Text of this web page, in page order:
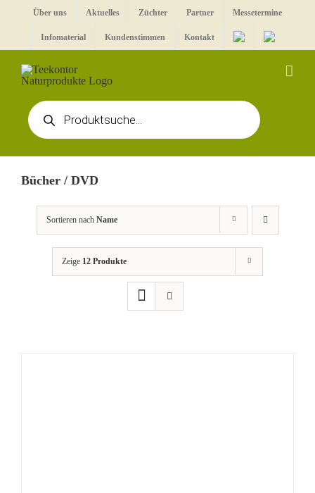
Über uns Aktuelles Züchter Partner Messetermine
Infomaterial Kundenstimmen Kontakt
Products
search
Bücher / DVD
Sortieren nach Name
Zeige 12 Produkte